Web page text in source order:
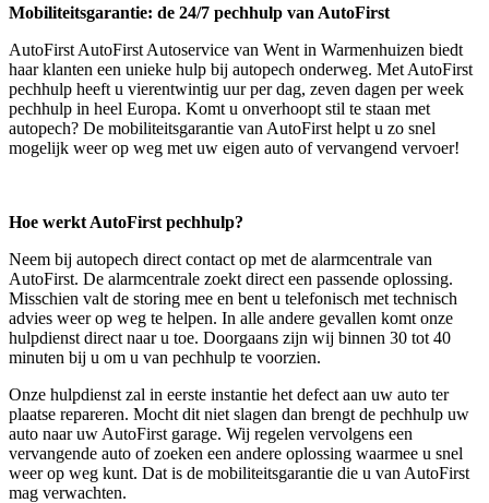
Mobiliteitsgarantie: de 24/7 pechhulp van AutoFirst
AutoFirst AutoFirst Autoservice van Went in Warmenhuizen biedt
haar klanten een unieke hulp bij autopech onderweg. Met AutoFirst
pechhulp heeft u vierentwintig uur per dag, zeven dagen per week
pechhulp in heel Europa. Komt u onverhoopt stil te staan met
autopech? De mobiliteitsgarantie van AutoFirst helpt u zo snel
mogelijk weer op weg met uw eigen auto of vervangend vervoer!
Hoe werkt AutoFirst pechhulp?
Neem bij autopech direct contact op met de alarmcentrale van
AutoFirst. De alarmcentrale zoekt direct een passende oplossing.
Misschien valt de storing mee en bent u telefonisch met technisch
advies weer op weg te helpen. In alle andere gevallen komt onze
hulpdienst direct naar u toe. Doorgaans zijn wij binnen 30 tot 40
minuten bij u om u van pechhulp te voorzien.
Onze hulpdienst zal in eerste instantie het defect aan uw auto ter
plaatse repareren. Mocht dit niet slagen dan brengt de pechhulp uw
auto naar uw AutoFirst garage. Wij regelen vervolgens een
vervangende auto of zoeken een andere oplossing waarmee u snel
weer op weg kunt. Dat is de mobiliteitsgarantie die u van AutoFirst
mag verwachten.